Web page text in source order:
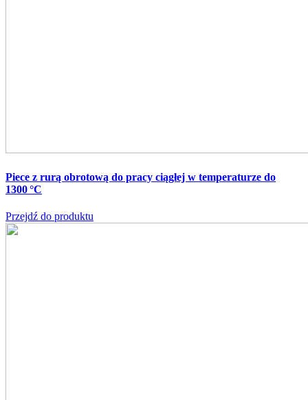
Piece z rurą obrotową do pracy ciągłej w temperaturze do
1300 °C
Przejdź do produktu